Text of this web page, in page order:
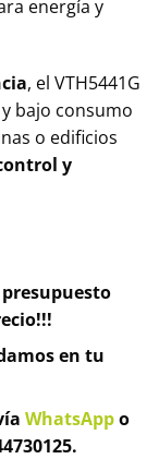
energía y
, el VTH5441G
bajo consumo
o edificios
y
presupuesto
en tu
WhatsAppo